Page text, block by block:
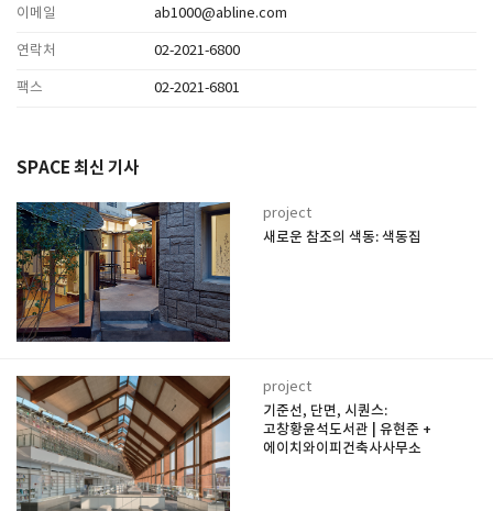
이메일 ab1000@abline.com
연락처 02-2021-6800
팩스 02-2021-6801
SPACE 최신 기사
project
새로운 참조의 색동: 색동집
project
기준선, 단면, 시퀀스:
고창황윤석도서관 | 유현준 +
에이치와이피건축사사무소